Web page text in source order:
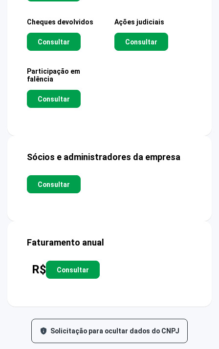
Cheques devolvidos
Consultar
Ações judiciais
Consultar
Participação em
falência
Consultar
Sócios e administradores da empresa
Consultar
Faturamento anual
R$ Consultar
Solicitação para ocultar dados do CNPJ